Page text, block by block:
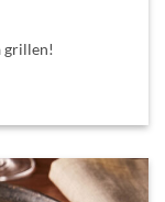
grillen!